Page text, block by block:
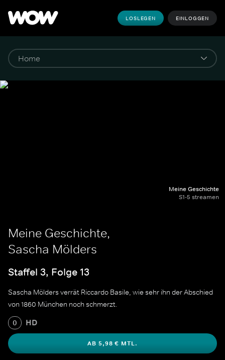
LOSLEGEN EINLOGGEN
Meine Geschichte
S1-5 streamen
Meine Geschichte,
Sascha Mölders
Staffel 3, Folge 13
Sascha Mölders verrät Riccardo Basile, wie sehr ihn der Abschied
von 1860 München noch schmerzt.
0 HD
AB 5,98 € MTL.